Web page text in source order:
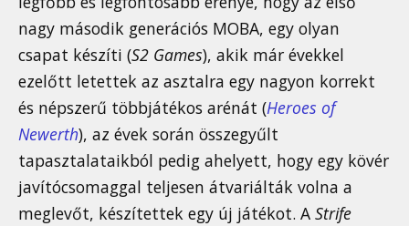
nagy második generációs MOBA, egy olyan
csapat készíti (S2 Games), akik már évekkel
ezelőtt letettek az asztalra egy nagyon korrekt
és népszerű többjátékos arénát (Heroes of
Newerth), az évek során összegyűlt
tapasztalataikból pedig ahelyett, hogy egy kövér
javítócsomaggal teljesen átvariálták volna a
meglevőt, készítettek egy új játékot. A Strife